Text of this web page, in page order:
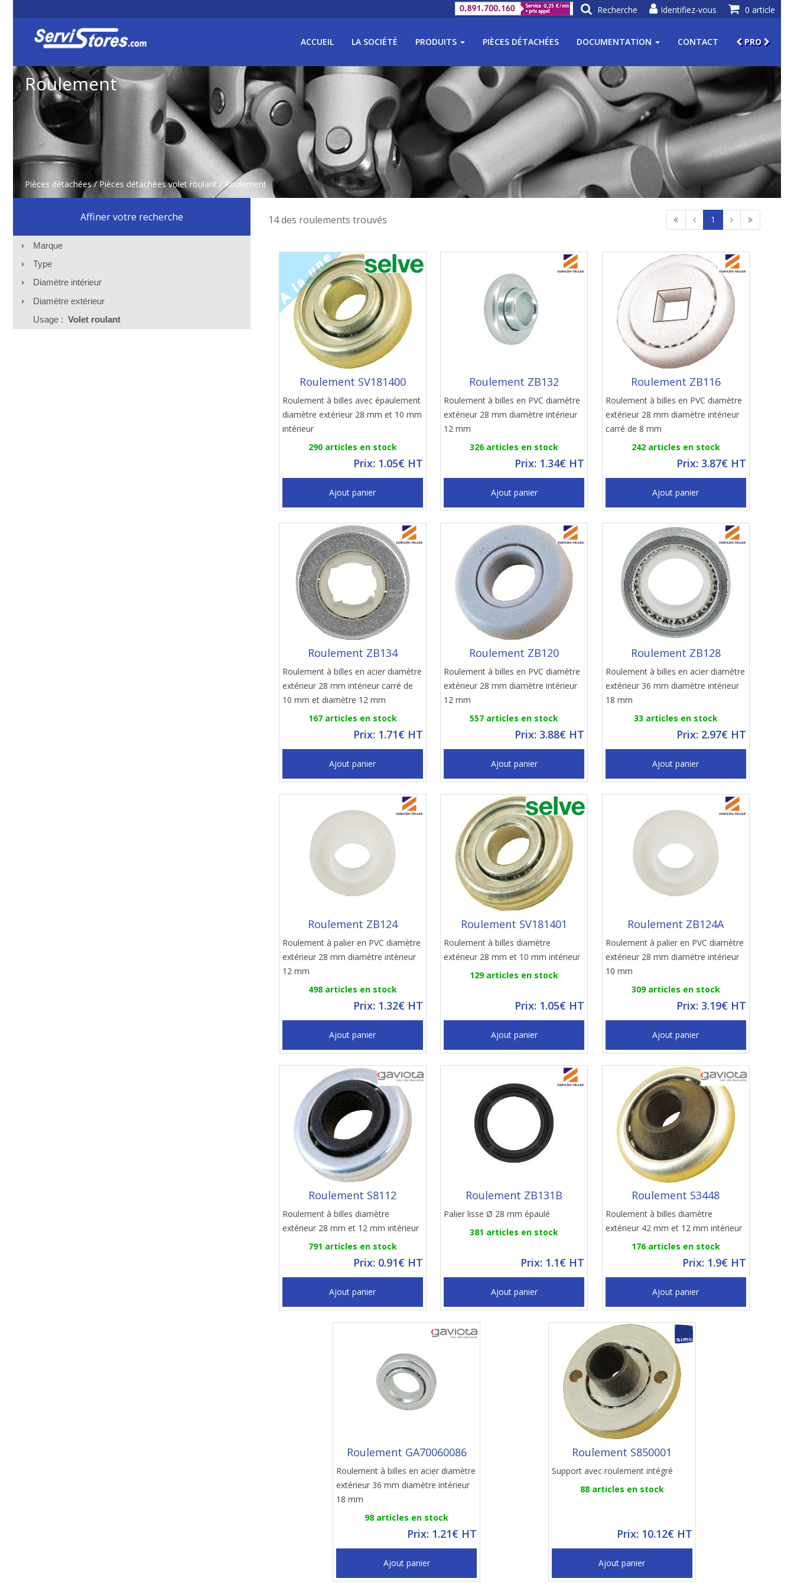
0 article
Identifiez-vous
Recherche
ACCUEIL LA SOCIÉTÉ PRODUITS PIÈCES DÉTACHÉES DOCUMENTATION CONTACT PRO
Roulement
Pièces détachées /Pièces détachées volet roulant / Roulement
Affiner votre recherche
Marque
Type
Diamètre intérieur
Diamètre extérieur
Usage : Volet roulant
14 des roulements trouvés 1
Roulement SV181400
Roulement à billes avec épaulement
diamètre extérieur 28 mm et 10 mm
intérieur
290 articles en stock
Prix: 1.05€ HT
Ajout panier
Roulement ZB132
Roulement à billes en PVC diamètre
extérieur 28 mm diamètre intérieur
12 mm
326 articles en stock
Prix: 1.34€ HT
Ajout panier
Roulement ZB116
Roulement à billes en PVC diamètre
extérieur 28 mm diamètre intérieur
carré de 8 mm
242 articles en stock
Prix: 3.87€ HT
Ajout panier
Roulement ZB134
Roulement à billes en acier diamètre
extérieur 28 mm intérieur carré de
10 mm et diamètre 12 mm
167 articles en stock
Prix: 1.71€ HT
Ajout panier
Roulement ZB120
Roulement à billes en PVC diamètre
extérieur 28 mm diamètre intérieur
12 mm
557 articles en stock
Prix: 3.88€ HT
Ajout panier
Roulement ZB128
Roulement à billes en acier diamètre
extérieur 36 mm diamètre intérieur
18 mm
33 articles en stock
Prix: 2.97€ HT
Ajout panier
Roulement ZB124
Roulement à palier en PVC diamètre
extérieur 28 mm diamètre intérieur
12 mm
498 articles en stock
Prix: 1.32€ HT
Ajout panier
Roulement SV181401
Roulement à billes diamètre
extérieur 28 mm et 10 mm intérieur
129 articles en stock
Prix: 1.05€ HT
Ajout panier
Roulement ZB124A
Roulement à palier en PVC diamètre
extérieur 28 mm diamètre intérieur
10 mm
309 articles en stock
Prix: 3.19€ HT
Ajout panier
Roulement S8112
Roulement à billes diamètre
extérieur 28 mm et 12 mm intérieur
791 articles en stock
Prix: 0.91€ HT
Ajout panier
Roulement ZB131B
Palier lisse Ø 28 mm épaulé
381 articles en stock
Prix: 1.1€ HT
Ajout panier
Roulement S3448
Roulement à billes diamètre
extérieur 42 mm et 12 mm intérieur
176 articles en stock
Prix: 1.9€ HT
Ajout panier
Roulement GA70060086
Roulement à billes en acier diamètre
extérieur 36 mm diamètre intérieur
18 mm
98 articles en stock
Prix: 1.21€ HT
Ajout panier
Roulement S850001
Support avec roulement intégré
88 articles en stock
Prix: 10.12€ HT
Ajout panier